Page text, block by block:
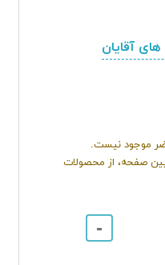
آقایان
موجود نیست.
صفحه، از محصولات
-